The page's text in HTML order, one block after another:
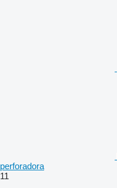
perforadora
11